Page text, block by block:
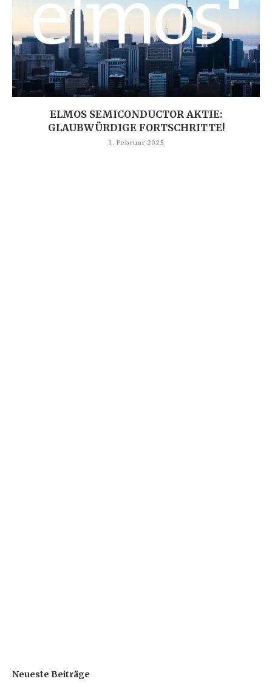
ELMOS SEMICONDUCTOR AKTIE:
GLAUBWÜRDIGE FORTSCHRITTE!
1. Februar 2025
Neueste Beiträge